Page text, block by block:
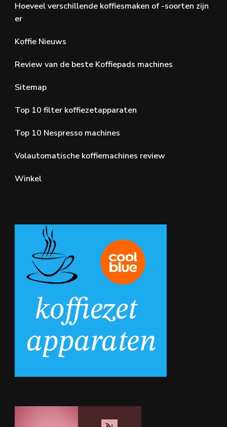
Hoeveel verschillende koffiesmaken of -soorten zijn
er
Koffie Nieuws
Review van de beste Koffiepads machines
Sitemap
Top 10 filter koffiezetapparaten
Top 10 Nespresso machines
Volautomatische koffiemachines review
Winkel